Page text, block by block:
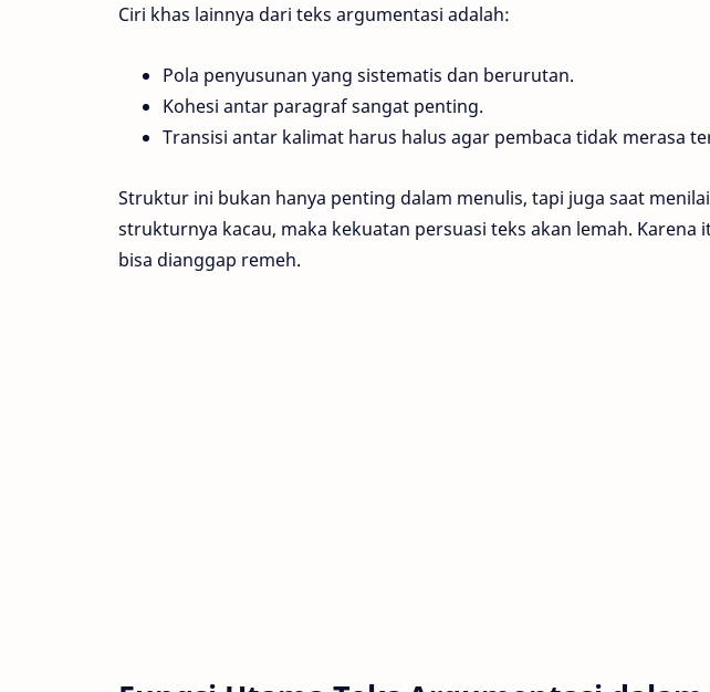
Ciri khas lainnya dari teks argumentasi adalah:
Pola penyusunan yang sistematis dan berurutan.
Kohesi antar paragraf sangat penting.
Transisi antar kalimat harus halus agar pembaca tidak merasa
Struktur ini bukan hanya penting dalam menulis, tapi juga saat
strukturnya kacau, maka kekuatan persuasi teks akan lemah.
bisa dianggap remeh.